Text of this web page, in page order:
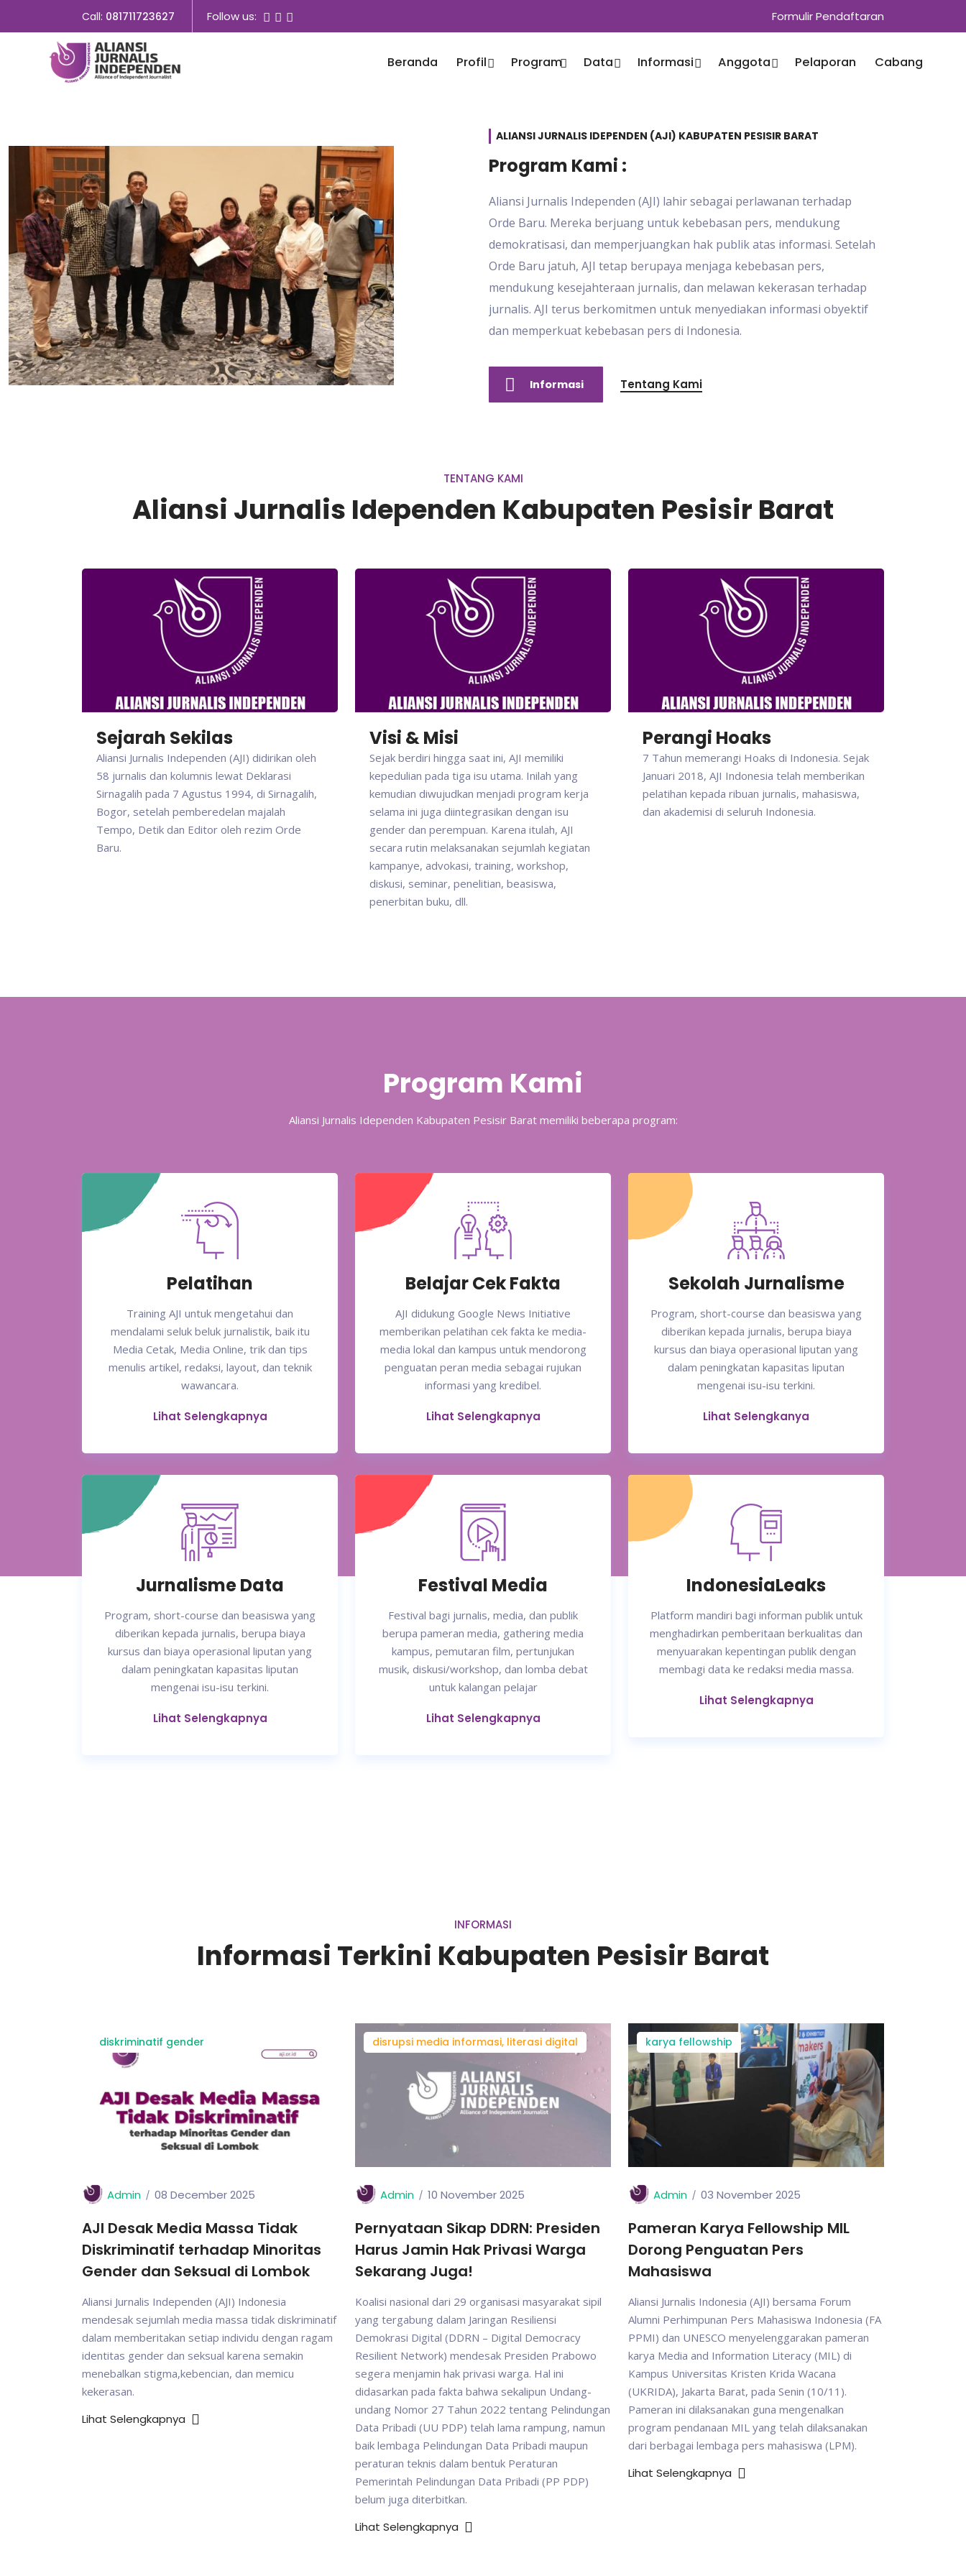
Call: 081711723627 Follow us: Formulir Pendaftaran
Beranda Profil Program Data Informasi Anggota Pelaporan Cabang
ALIANSI JURNALIS IDEPENDEN (AJI) KABUPATEN PESISIR BARAT
Program Kami :
Aliansi Jurnalis Independen (AJI) lahir sebagai perlawanan terhadap
Orde Baru. Mereka berjuang untuk kebebasan pers, mendukung
demokratisasi, dan memperjuangkan hak publik atas informasi. Setelah
Orde Baru jatuh, AJI tetap berupaya menjaga kebebasan pers,
mendukung kesejahteraan jurnalis, dan melawan kekerasan terhadap
jurnalis. AJI terus berkomitmen untuk menyediakan informasi obyektif
dan memperkuat kebebasan pers di Indonesia.
Informasi Tentang Kami
TENTANG KAMI
Aliansi Jurnalis Idependen Kabupaten Pesisir Barat
Sejarah Sekilas
Aliansi Jurnalis Independen (AJI) didirikan oleh
58 jurnalis dan kolumnis lewat Deklarasi
Sirnagalih pada 7 Agustus 1994, di Sirnagalih,
Bogor, setelah pemberedelan majalah
Tempo, Detik dan Editor oleh rezim Orde
Baru.
Visi & Misi
Sejak berdiri hingga saat ini, AJI memiliki
kepedulian pada tiga isu utama. Inilah yang
kemudian diwujudkan menjadi program kerja
selama ini juga diintegrasikan dengan isu
gender dan perempuan. Karena itulah, AJI
secara rutin melaksanakan sejumlah kegiatan
kampanye, advokasi, training, workshop,
diskusi, seminar, penelitian, beasiswa,
penerbitan buku, dll.
Perangi Hoaks
7 Tahun memerangi Hoaks di Indonesia. Sejak
Januari 2018, AJI Indonesia telah memberikan
pelatihan kepada ribuan jurnalis, mahasiswa,
dan akademisi di seluruh Indonesia.
Program Kami
Aliansi Jurnalis Idependen Kabupaten Pesisir Barat memiliki beberapa program:
Pelatihan
Training AJI untuk mengetahui dan
mendalami seluk beluk jurnalistik, baik itu
Media Cetak, Media Online, trik dan tips
menulis artikel, redaksi, layout, dan teknik
wawancara.
Lihat Selengkapnya
Belajar Cek Fakta
AJI didukung Google News Initiative
memberikan pelatihan cek fakta ke media-
media lokal dan kampus untuk mendorong
penguatan peran media sebagai rujukan
informasi yang kredibel.
Lihat Selengkapnya
Sekolah Jurnalisme
Program, short-course dan beasiswa yang
diberikan kepada jurnalis, berupa biaya
kursus dan biaya operasional liputan yang
dalam peningkatan kapasitas liputan
mengenai isu-isu terkini.
Lihat Selengkanya
Jurnalisme Data
Program, short-course dan beasiswa yang
diberikan kepada jurnalis, berupa biaya
kursus dan biaya operasional liputan yang
dalam peningkatan kapasitas liputan
mengenai isu-isu terkini.
Lihat Selengkapnya
Festival Media
Festival bagi jurnalis, media, dan publik
berupa pameran media, gathering media
kampus, pemutaran film, pertunjukan
musik, diskusi/workshop, dan lomba debat
untuk kalangan pelajar
Lihat Selengkapnya
IndonesiaLeaks
Platform mandiri bagi informan publik untuk
menghadirkan pemberitaan berkualitas dan
menyuarakan kepentingan publik dengan
membagi data ke redaksi media massa.
Lihat Selengkapnya
INFORMASI
Informasi Terkini Kabupaten Pesisir Barat
diskriminatif gender
Admin 08 December 2025
AJI Desak Media Massa Tidak
Diskriminatif terhadap Minoritas
Gender dan Seksual di Lombok
Aliansi Jurnalis Independen (AJI) Indonesia
mendesak sejumlah media massa tidak diskriminatif
dalam memberitakan setiap individu dengan ragam
identitas gender dan seksual karena semakin
menebalkan stigma,kebencian, dan memicu
kekerasan.
Lihat Selengkapnya
disrupsi media informasi, literasi digital
Admin 10 November 2025
Pernyataan Sikap DDRN: Presiden
Harus Jamin Hak Privasi Warga
Sekarang Juga!
Koalisi nasional dari 29 organisasi masyarakat sipil
yang tergabung dalam Jaringan Resiliensi
Demokrasi Digital (DDRN – Digital Democracy
Resilient Network) mendesak Presiden Prabowo
segera menjamin hak privasi warga. Hal ini
didasarkan pada fakta bahwa sekalipun Undang-
undang Nomor 27 Tahun 2022 tentang Pelindungan
Data Pribadi (UU PDP) telah lama rampung, namun
baik lembaga Pelindungan Data Pribadi maupun
peraturan teknis dalam bentuk Peraturan
Pemerintah Pelindungan Data Pribadi (PP PDP)
belum juga diterbitkan.
Lihat Selengkapnya
karya fellowship
Admin 03 November 2025
Pameran Karya Fellowship MIL
Dorong Penguatan Pers
Mahasiswa
Aliansi Jurnalis Indonesia (AJI) bersama Forum
Alumni Perhimpunan Pers Mahasiswa Indonesia (FA
PPMI) dan UNESCO menyelenggarakan pameran
karya Media and Information Literacy (MIL) di
Kampus Universitas Kristen Krida Wacana
(UKRIDA), Jakarta Barat, pada Senin (10/11).
Pameran ini dilaksanakan guna mengenalkan
program pendanaan MIL yang telah dilaksanakan
dari berbagai lembaga pers mahasiswa (LPM).
Lihat Selengkapnya